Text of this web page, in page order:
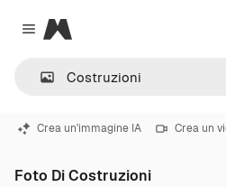
Close menu
Magnific
Crea un'immagine IA Crea un
Foto Di Costruzioni